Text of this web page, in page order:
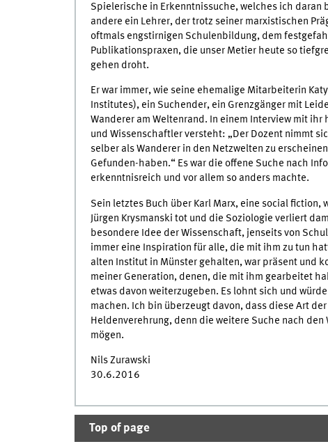
Spielerische in Erkenntnissuche, welches ich daran
andere ein Lehrer, der trotz seiner marxistischen
oftmals engstirnigen Schulenbildung, dem
Publikationspraxen, die unser Metier heute so
gehen droht.
Er war immer, wie seine ehemalige Mitarbeiterin
Institutes), ein Suchender, ein Grenzgänger mit
Wanderer am Weltenrand. In einem Interview mit
und Wissenschaftler versteht: „Der Dozent nimmt
selber als Wanderer in den Netzwelten zu
Gefunden-haben.“ Es war die offene Suche nach
erkenntnisreich und vor allem so anders machte.
Sein letztes Buch über Karl Marx, eine social
Jürgen Krysmanski tot und die Soziologie verliert
besondere Idee der Wissenschaft, jenseits von
immer eine Inspiration für alle, die mit ihm zu tun
alten Institut in Münster gehalten, war präsent und
meiner Generation, denen, die mit ihm gearbeitet
etwas davon weiterzugeben. Es lohnt sich und
machen. Ich bin überzeugt davon, dass diese Art
Heldenverehrung, denn die weitere Suche nach
mögen.
Nils Zurawski
30.6.2016
Top of page